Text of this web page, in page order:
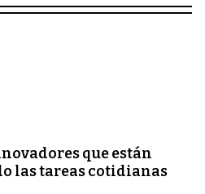
que están
las tareas cotidianas